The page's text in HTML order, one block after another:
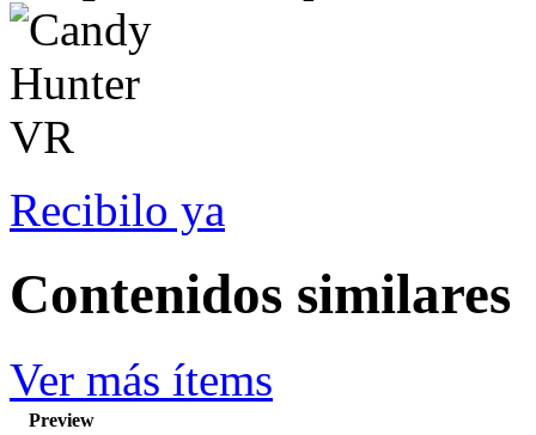
Recibilo ya
Contenidos similares
Ver más ítems
Preview